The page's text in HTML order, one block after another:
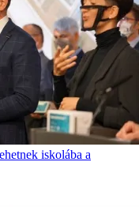
iskolába a